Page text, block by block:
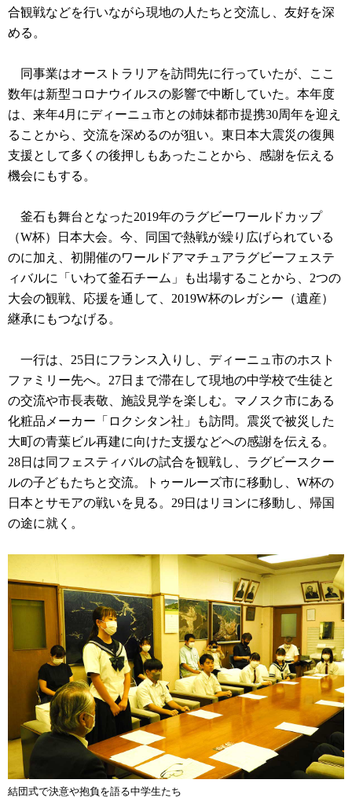
合観戦などを行いながら現地の人たちと交流し、友好を深
める。
同事業はオーストラリアを訪問先に行っていたが、ここ
数年は新型コロナウイルスの影響で中断していた。本年度
は、来年4月にディーニュ市との姉妹都市提携30周年を迎え
ることから、交流を深めるのが狙い。東日本大震災の復興
支援として多くの後押しもあったことから、感謝を伝える
機会にもする。
釜石も舞台となった2019年のラグビーワールドカップ
（W杯）日本大会。今、同国で熱戦が繰り広げられている
のに加え、初開催のワールドアマチュアラグビーフェステ
ィバルに「いわて釜石チーム」も出場することから、2つの
大会の観戦、応援を通して、2019W杯のレガシー（遺産）
継承にもつなげる。
一行は、25日にフランス入りし、ディーニュ市のホスト
ファミリー先へ。27日まで滞在して現地の中学校で生徒と
の交流や市長表敬、施設見学を楽しむ。マノスク市にある
化粧品メーカー「ロクシタン社」も訪問。震災で被災した
大町の青葉ビル再建に向けた支援などへの感謝を伝える。
28日は同フェスティバルの試合を観戦し、ラグビースクー
ルの子どもたちと交流。トゥールーズ市に移動し、W杯の
日本とサモアの戦いを見る。29日はリヨンに移動し、帰国
の途に就く。
結団式で決意や抱負を語る中学生たち